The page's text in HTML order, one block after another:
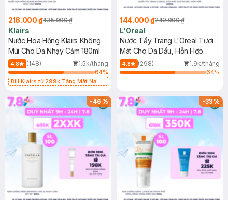
218.000 ₫435.000 ₫
Klairs
Nước Hoa Hồng Klairs Không
Mùi Cho Da Nhạy Cảm 180ml
4.8 (148)
1.5k/tháng
64%
Bill Klairs từ 299k Tặng Mặt Nạ
25ml (SL Có Hạn)
144.000 ₫249.000 ₫
L'Oreal
Nước Tẩy Trang L'Oreal Tươi
Mát Cho Da Dầu, Hỗn Hợp
400ml
4.8 (298)
1.9k/tháng
64%
-46% -33%